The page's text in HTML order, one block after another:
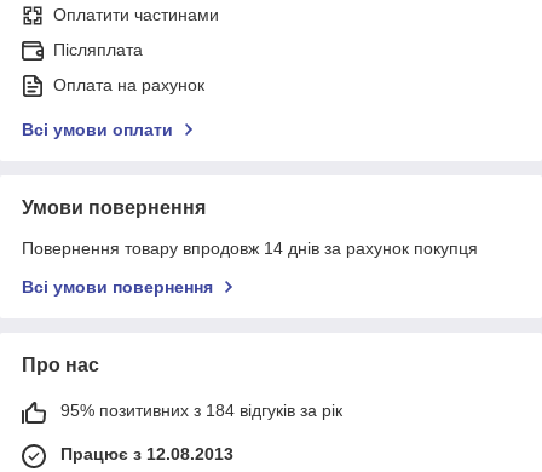
Оплатити частинами
Післяплата
Оплата на рахунок
Всі умови оплати
Умови повернення
Повернення товару впродовж 14 днів за рахунок покупця
Всі умови повернення
Про нас
95% позитивних з 184 відгуків за рік
Працює з 12.08.2013